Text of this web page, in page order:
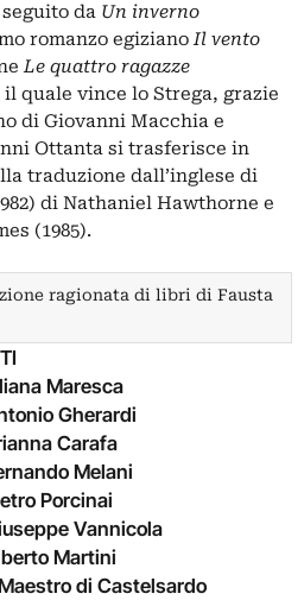
seguito da Un inverno
romanzo egizianoIl vento
Le quattro ragazze
il quale vince lo Strega, grazie
di Giovanni Macchia e
Ottanta si trasferisce in
traduzione dall’inglese di
di Nathaniel Hawthorne e
(1985).
ragionata di libri di Fausta
Maresca
Gherardi
Carafa
Melani
Porcinai
Vannicola
Martini
di Castelsardo